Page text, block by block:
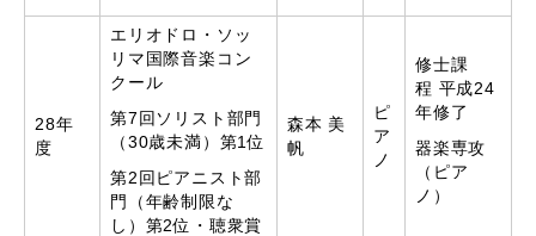
28年
度
エリオドロ・ソッ
リマ国際音楽コン
クール
第7回ソリスト部門
（30歳未満）第1位
第2回ピアニスト部
門（年齢制限な
し）第2位・聴衆賞
森本 美
帆
ピ
ア
ノ
修士課
程 平成24
年修了
器楽専攻
（ピア
ノ）